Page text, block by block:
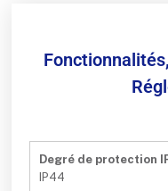
Degré de protection
IP44